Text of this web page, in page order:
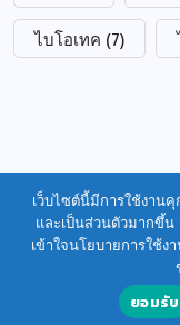
ไบโอเทค (7)
เว็บไซต์นี้มีการใช้งานคุ
และเป็นส่วนตัวมากขึ้
เข้าใจนโยบายการใช้
ยอมรับ